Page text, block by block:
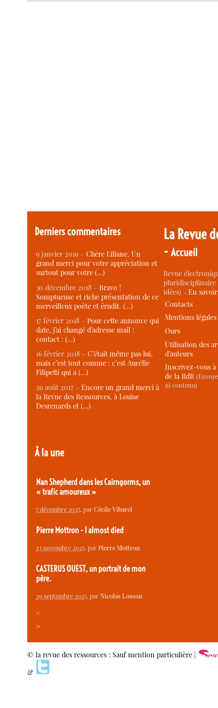
Derniers commentaires
9 janvier 2019 –Chère Liliane, Un
grand merci pour votre appréciation et
surtout pour votre (…)
30 décembre 2018 –Bravo !
Somptueuse et riche présentation de ce
merveilleux poète et érudit. (…)
17 février 2018 –Pour cette annonce qui
date, j’ai changé d’adresse mail :
contact : (…)
16 février 2018 –C’était même pas lui,
mais c’est tout comme : c’est Aurélie
Filipetti qui a (…)
29 août 2017 –Encore un grand merci à
la Revue des Ressources, à Louise
Desrenards et (…)
À la une
Nan Shepherd dans les Cairngorms, un
« trafic amoureux »
7 décembre 2025, parCécile Vibarel
Pierre Mottron - I almost died
23 novembre 2025, parPierre Mottron
CASTERUS OUEST, un portrait de mon
père.
29 septembre 2025, parNicolas Losson
<
>
La Revue
-Accueil
Revue
idées) -En
Contacts
Mentions légales
Ours
Utilisation des
d’auteurs
Inscrivez-vous
de la RdR
ni contenu)
© la revue des ressources : Sauf mention particulière |
&